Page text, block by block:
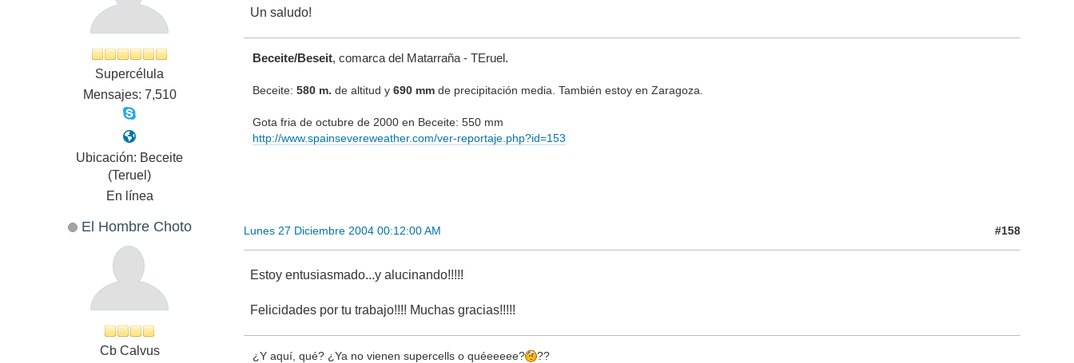
Supercélula
Mensajes: 7,510
Ubicación: Beceite
(Teruel)
En línea
Un saludo!
Beceite/Beseit, comarca del Matarraña - TEruel.
Beceite: 580 m. de altitud y 690 mm de precipitación media. También estoy en Zaragoza.
Gota fria de octubre de 2000 en Beceite: 550 mm
http://www.spainsevereweather.com/ver-reportaje.php?id=153
El Hombre Choto
Cb Calvus
Lunes 27 Diciembre 2004 00:12:00 AM #158
Estoy entusiasmado...y alucinando!!!!!
Felicidades por tu trabajo!!!! Muchas gracias!!!!!
¿Y aquí, qué? ¿Ya no vienen supercells o quéeeeee? ??